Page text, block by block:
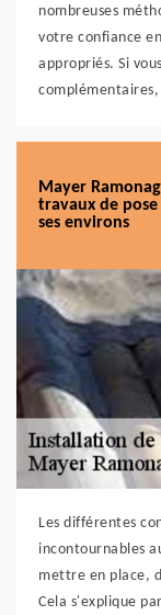
nombreuses
votre confiance
appropriés. Si
Mayer
travaux de
ses environs
Les différentes
incontournables
mettre en place,
Cela s'explique